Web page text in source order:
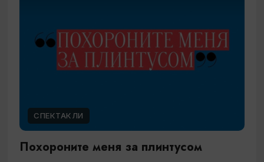
СПЕКТАКЛИ
Похороните меня за плинтусом